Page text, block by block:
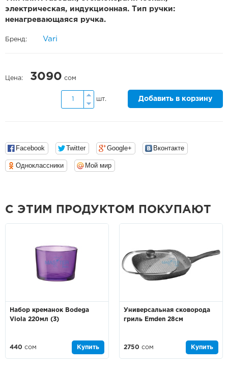
электрическая, индукционная. Тип ручки:
ненагревающаяся ручка.
Бренд: Vari
Цена: 3090 сом
шт. Добавить в корзину
Facebook Twitter Google+ Вконтакте
Одноклассники Мой мир
С ЭТИМ ПРОДУКТОМ ПОКУПАЮТ
Набор креманок Bodega
Viola 220мл (3)
440 сом Купить
Универсальная сковорода
гриль Emden 28см
2750 сом Купить